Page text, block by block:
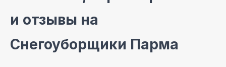
и отзывы на
Снегоуборщики Парма